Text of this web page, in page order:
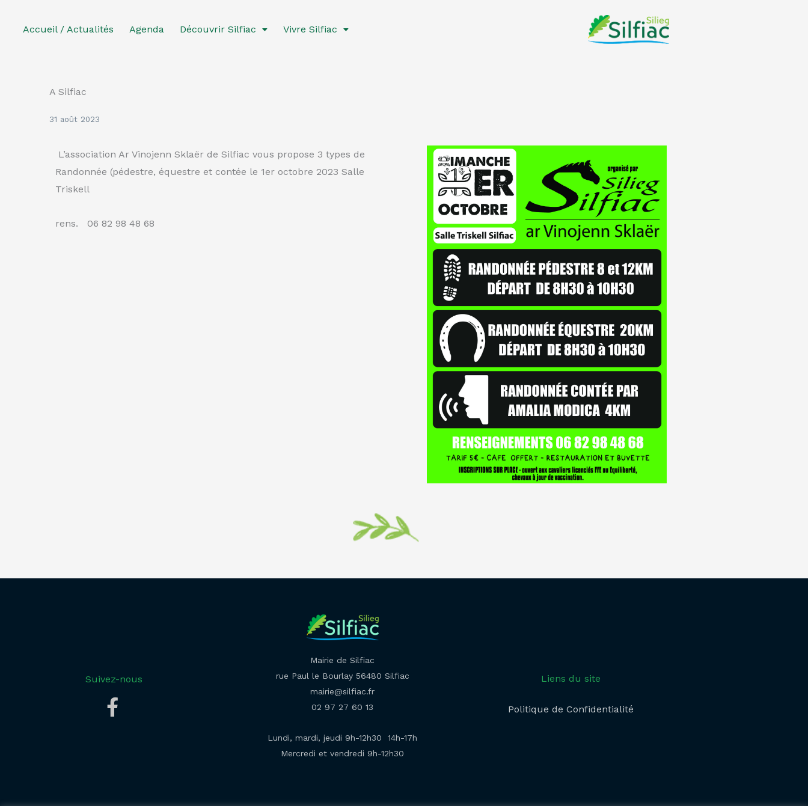
Accueil / Actualités Agenda Découvrir Silfiac Vivre Silfiac
A Silfiac
31 août 2023
L’association Ar Vinojenn Sklaër de Silfiac vous propose 3 types de
Randonnée (pédestre, équestre et contée le 1er octobre 2023 Salle
Triskell
rens. 06 82 98 48 68
Suivez-nous
Mairie de Silfiac
rue Paul le Bourlay 56480 Silfiac
mairie@silfiac.fr
02 97 27 60 13
Lundi, mardi, jeudi 9h-12h30 14h-17h
Mercredi et vendredi 9h-12h30
Liens du site
Politique de Confidentialité​